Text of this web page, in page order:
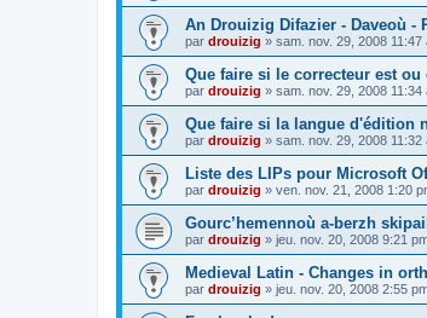
An Drouizig Difazier - Daveoù -
par drouizig » sam. nov. 29, 2008 11:47
Que faire si le correcteur est
par drouizig » sam. nov. 29, 2008 11:34
Que faire si la langue d'édition
par drouizig » sam. nov. 29, 2008 11:32
Liste des LIPs pour Microsoft
par drouizig » ven. nov. 21, 2008 1:20
Gourc’hemennoù a-berzh
par drouizig » jeu. nov. 20, 2008 9:21
Medieval Latin - Changes in
par drouizig » jeu. nov. 20, 2008 2:55